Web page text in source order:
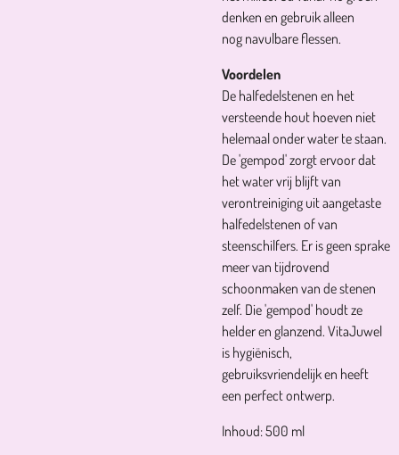
denken en gebruik alleen
nog navulbare flessen.
Voordelen
De halfedelstenen en het
versteende hout hoeven niet
helemaal onder water te staan.
De 'gempod' zorgt ervoor dat
het water vrij blijft van
verontreiniging uit aangetaste
halfedelstenen of van
steenschilfers. Er is geen sprake
meer van tijdrovend
schoonmaken van de stenen
zelf. Die 'gempod' houdt ze
helder en glanzend. VitaJuwel
is hygiënisch,
gebruiksvriendelijk en heeft
een perfect ontwerp.
Inhoud: 500 ml